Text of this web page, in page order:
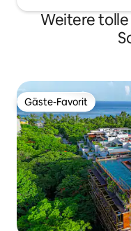
Weitere
Gäste-Favorit
Gäste-Favorit